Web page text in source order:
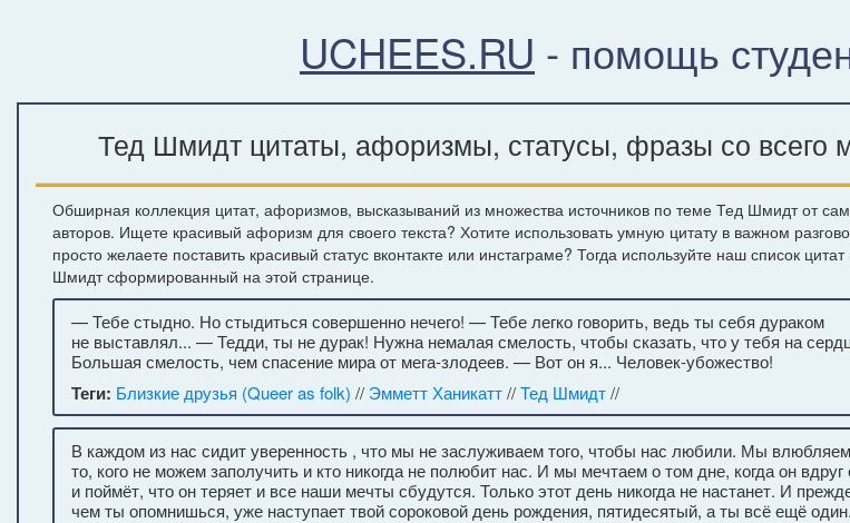
UCHEES.RU - помощь
Тед Шмидт цитаты, афоризмы, статусы, фразы со всего
Обширная коллекция цитат, афоризмов, высказываний из множества источников по теме Тед Шмидт от
авторов. Ищете красивый афоризм для своего текста? Хотите использовать умную цитату в важном
просто желаете поставить красивый статус вконтакте или инстаграме? Тогда используйте наш список
Шмидт сформированный на этой странице.
— Тебе стыдно. Но стыдиться совершенно нечего! — Тебе легко говорить, ведь ты себя дураком
не выставлял... — Тедди, ты не дурак! Нужна немалая смелость, чтобы сказать, что у тебя на
Большая смелость, чем спасение мира от мега-злодеев. — Вот он я... Человек-убожество!
Теги: Близкие друзья (Queer as folk) // Эмметт Ханикатт//Тед Шмидт//
В каждом из нас сидит уверенность , что мы не заслуживаем того, чтобы нас любили. Мы
то, кого не можем заполучить и кто никогда не полюбит нас. И мы мечтаем о том дне, когда он вдруг
и поймёт, что он теряет и все наши мечты сбудутся. Только этот день никогда не настанет. И
чем ты опомнишься, уже наступает твой сороковой день рождения, пятидесятый, а ты всё ещё один.